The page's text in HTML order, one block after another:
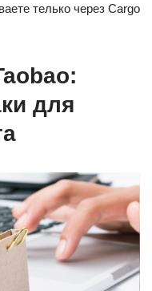
телько через Cargo
для